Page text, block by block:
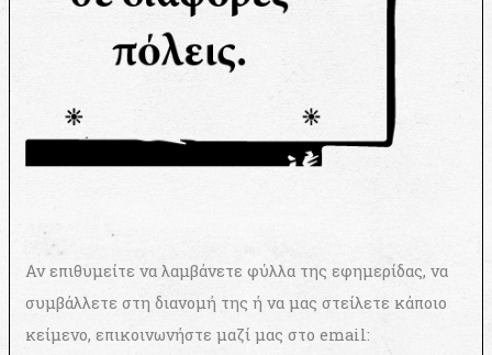
Αν επιθυμείτε να λαμβάνετε φύλλα της εφημερίδας, να
συμβάλλετε στη διανομή της ή να μας στείλετε κάποιο
κείμενο, επικοινωνήστε μαζί μας στο email: